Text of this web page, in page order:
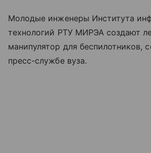
Молодые инженеры Института
технологий РТУ МИРЭА создают
манипулятор для беспилотников,
пресс-службе вуза.